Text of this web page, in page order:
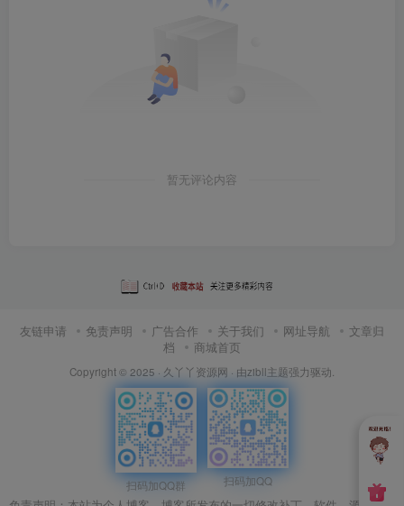
暂无评论内容
友链申请 免责声明 广告合作 关于我们 网址导航
文章归
档
商城首页
Copyright © 2025 · 久丫丫资源网 · 由zibll主题强力驱动.
扫码加QQ群 扫码加QQ